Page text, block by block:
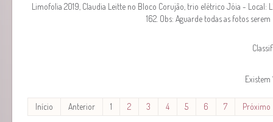
Limofolia 2019, Claudia Leitte no Bloco Corujão, trio elétrico Jóia - Local:
162. Obs: Aguarde todas as fotos
Existem
Início Anterior 1 2 3 4 5 6 7 Próximo